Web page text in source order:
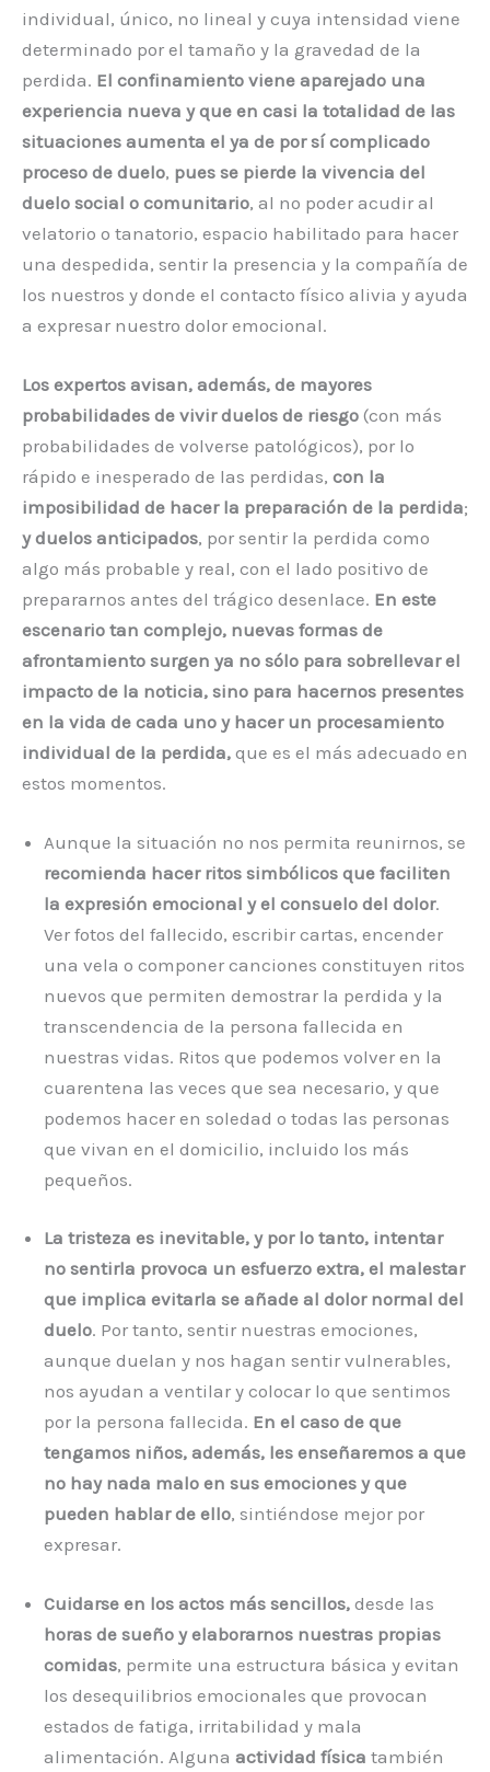
individual, único, no lineal y cuya intensidad viene
determinado por el tamaño y la gravedad de la
perdida. El confinamiento viene aparejado una
experiencia nueva y que en casi la totalidad de las
situaciones aumenta el ya de por sí complicado
proceso de duelo, pues se pierde la vivencia del
duelo social o comunitario, al no poder acudir al
velatorio o tanatorio, espacio habilitado para hacer
una despedida, sentir la presencia y la compañía de
los nuestros y donde el contacto físico alivia y ayuda
a expresar nuestro dolor emocional.
Los expertos avisan, además, de mayores
probabilidades de vivir duelos de riesgo (con más
probabilidades de volverse patológicos), por lo
rápido e inesperado de las perdidas, con la
imposibilidad de hacer la preparación de la perdida;
y duelos anticipados, por sentir la perdida como
algo más probable y real, con el lado positivo de
prepararnos antes del trágico desenlace. En este
escenario tan complejo, nuevas formas de
afrontamiento surgen ya no sólo para sobrellevar el
impacto de la noticia, sino para hacernos presentes
en la vida de cada uno y hacer un procesamiento
individual de la perdida, que es el más adecuado en
estos momentos.
Aunque la situación no nos permita reunirnos, se
recomienda hacer ritos simbólicos que faciliten
la expresión emocional y el consuelo del dolor.
Ver fotos del fallecido, escribir cartas, encender
una vela o componer canciones constituyen ritos
nuevos que permiten demostrar la perdida y la
transcendencia de la persona fallecida en
nuestras vidas. Ritos que podemos volver en la
cuarentena las veces que sea necesario, y que
podemos hacer en soledad o todas las personas
que vivan en el domicilio, incluido los más
pequeños.
La tristeza es inevitable, y por lo tanto, intentar
no sentirla provoca un esfuerzo extra, el malestar
que implica evitarla se añade al dolor normal del
duelo. Por tanto, sentir nuestras emociones,
aunque duelan y nos hagan sentir vulnerables,
nos ayudan a ventilar y colocar lo que sentimos
por la persona fallecida. En el caso de que
tengamos niños, además, les enseñaremos a que
no hay nada malo en sus emociones y que
pueden hablar de ello, sintiéndose mejor por
expresar.
Cuidarse en los actos más sencillos, desde las
horas de sueño y elaborarnos nuestras propias
comidas, permite una estructura básica y evitan
los desequilibrios emocionales que provocan
estados de fatiga, irritabilidad y mala
alimentación. Alguna actividad física también